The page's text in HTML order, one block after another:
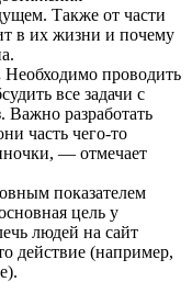
Также от части
в их жизни и почему
Необходимо проводить
все задачи с
Важно разработать
часть чего-то
— отмечает
показателем
цель у
людей на сайт
действие (например,